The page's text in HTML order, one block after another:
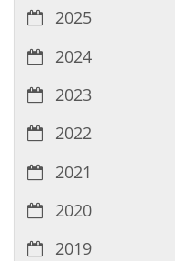
2025
2024
2023
2022
2021
2020
2019